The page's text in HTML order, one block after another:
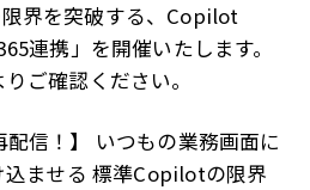
界を突破する、Copilot
連携」を開催いたします。
ご確認ください。
配信！】 いつもの業務画面に
込ませる 標準Copilotの限界